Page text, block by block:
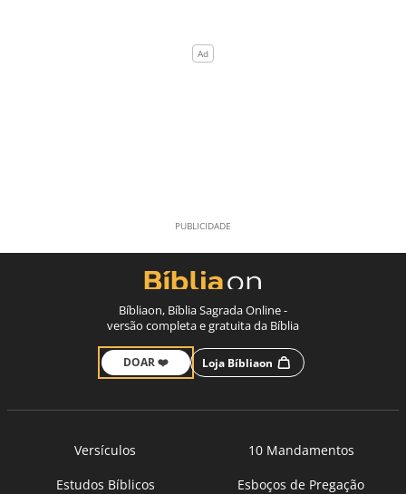
Bíbliaon, Bíblia Sagrada Online -
versão completa e gratuita da Bíblia
DOAR ❤️ Loja Bíbliaon
Versículos
10 Mandamentos
Estudos Bíblicos
Esboços de Pregação